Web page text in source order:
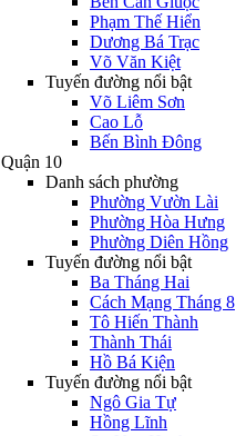
Phạm Thế Hiển
Dương Bá Trạc
Võ Văn Kiệt
Tuyến đường nổi bật
Võ Liêm Sơn
Cao Lỗ
Bến Bình Đông
Quận 10
Danh sách phường
Phường Vườn Lài
Phường Hòa Hưng
Phường Diên Hồng
Tuyến đường nổi bật
Ba Tháng Hai
Cách Mạng Tháng 8
Tô Hiến Thành
Thành Thái
Hồ Bá Kiện
Tuyến đường nổi bật
Ngô Gia Tự
Hồng Lĩnh